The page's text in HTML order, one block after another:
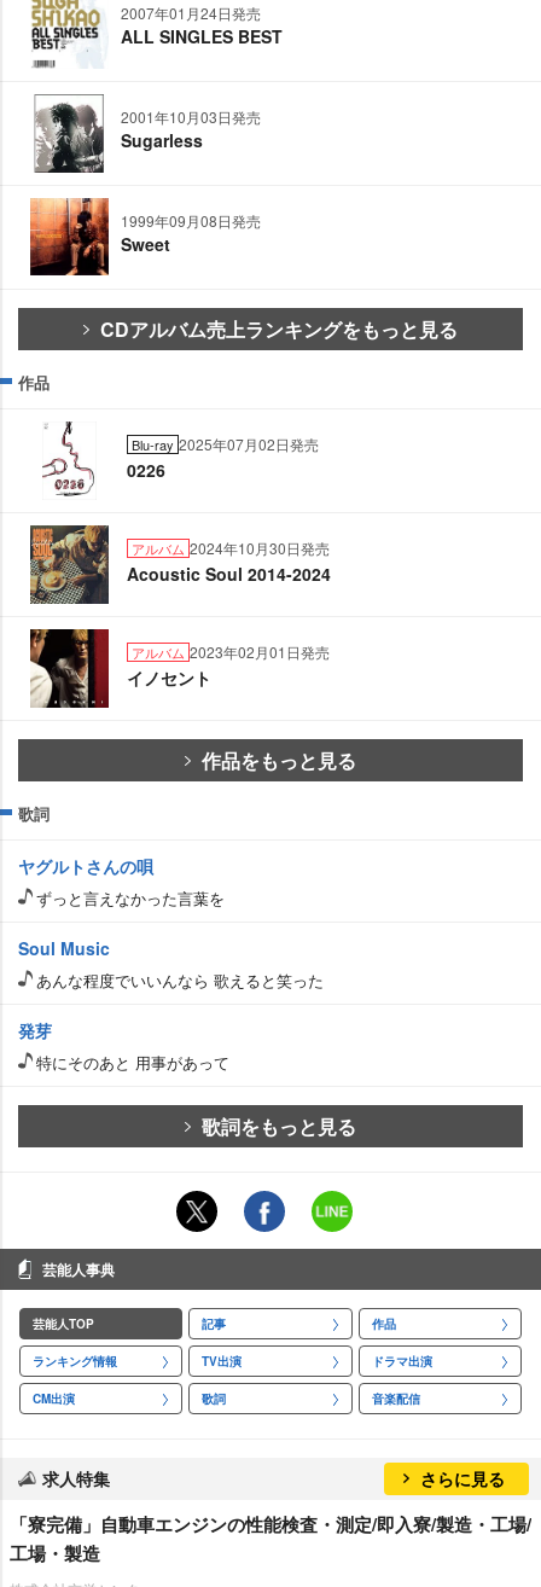
2007年01月24日発売
ALL SINGLES BEST
2001年10月03日発売
Sugarless
1999年09月08日発売
Sweet
CDアルバム売上ランキングをもっと見る
作品
Blu-ray 2025年07月02日発売
0226
アルバム 2024年10月30日発売
Acoustic Soul 2014-2024
アルバム 2023年02月01日発売
イノセント
作品をもっと見る
歌詞
ヤグルトさんの唄
ずっと言えなかった言葉を
Soul Music
あんな程度でいいんなら 歌えると笑った
発芽
特にそのあと 用事があって
歌詞をもっと見る
芸能人事典
芸能人TOP 記事 作品
ランキング情報 TV出演 ドラマ出演
CM出演 歌詞 音楽配信
求人特集 さらに見る
「寮完備」自動車エンジンの性能検査・測定/即入寮/製造・工場/
工場・製造